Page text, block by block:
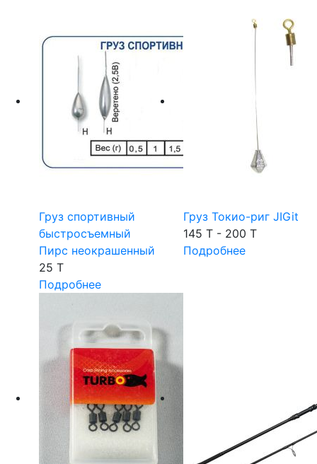
Груз спортивный
быстросъемный
Пирс неокрашенный
25 T
Подробнее
Груз Токио-риг JIGit
145 T - 200 T
Подробнее